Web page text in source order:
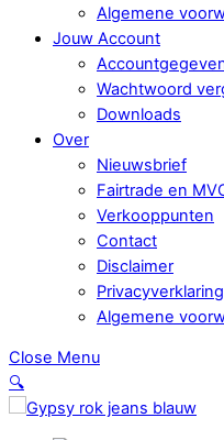
Algemene
Jouw Account
Wachtwoord
Downloads
Over
Nieuwsbrief
Fairtrade en
Verkooppunten
Contact
Disclaimer
Privacyverklaring
Algemene
Close Menu
🔍